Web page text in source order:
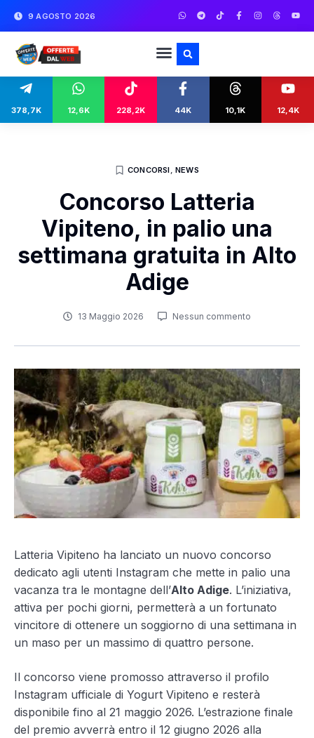
9 AGOSTO 2026
378,7K 12,6K 228,2K 44K 10,1K 12,4K
CONCORSI,NEWS
Concorso Latteria
Vipiteno, in palio una
settimana gratuita in Alto
Adige
13 Maggio 2026 Nessun commento
Latteria Vipiteno ha lanciato un nuovo concorso
dedicato agli utenti Instagram che mette in palio una
vacanza tra le montagne dell’Alto Adige. L’iniziativa,
attiva per pochi giorni, permetterà a un fortunato
vincitore di ottenere un soggiorno di una settimana in
un maso per un massimo di quattro persone.
Il concorso viene promosso attraverso il profilo
Instagram ufficiale di Yogurt Vipiteno e resterà
disponibile fino al 21 maggio 2026. L’estrazione finale
del premio avverrà entro il 12 giugno 2026 alla